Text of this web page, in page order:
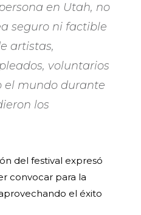
en Utah, no
seguro ni factible
artistas,
voluntarios
el mundo durante
los
del festival expresó
convocar para la
el éxito